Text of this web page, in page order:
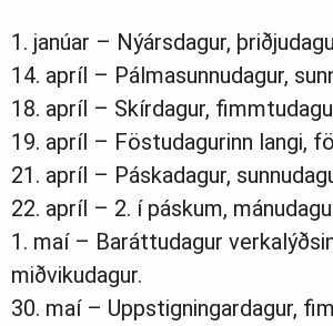
1. janúar – Nýársdagur,
14. apríl – Pálmasunnudagur,
18. apríl – Skírdagur,
19. apríl – Föstudagurinn langi,
21. apríl – Páskadagur,
22. apríl – 2. í páskum,
1. maí – Baráttudagur
miðvikudagur.
30. maí – Uppstigningardagur,